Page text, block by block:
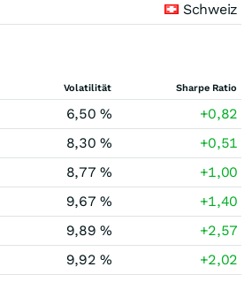
Schweiz
Volatilität Sharpe Ratio
6,50 %
+0,82
8,30 %
+0,51
8,77 %
+1,00
9,67 %
+1,40
9,89 %
+2,57
9,92 % +2,02